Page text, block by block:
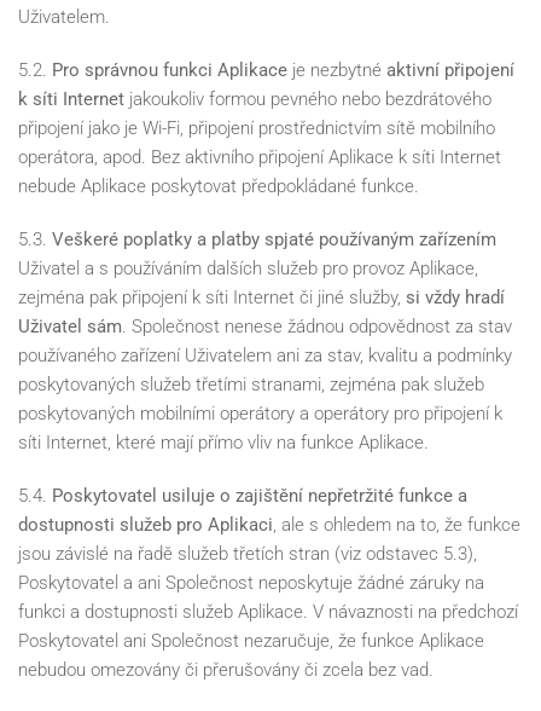
Uživatelem.
5.2. Pro správnou funkci Aplikace je nezbytné aktivní připojení
k síti Internet jakoukoliv formou pevného nebo bezdrátového
připojení jako je Wi-Fi, připojení prostřednictvím sítě mobilního
operátora, apod. Bez aktivního připojení Aplikace k síti Internet
nebude Aplikace poskytovat předpokládané funkce.
5.3. Veškeré poplatky a platby spjaté používaným zařízením
Uživatel a s používáním dalších služeb pro provoz Aplikace,
zejména pak připojení k síti Internet či jiné služby, si vždy hradí
Uživatel sám. Společnost nenese žádnou odpovědnost za stav
používaného zařízení Uživatelem ani za stav, kvalitu a podmínky
poskytovaných služeb třetími stranami, zejména pak služeb
poskytovaných mobilními operátory a operátory pro připojení k
síti Internet, které mají přímo vliv na funkce Aplikace.
5.4. Poskytovatel usiluje o zajištění nepřetržité funkce a
dostupnosti služeb pro Aplikaci, ale s ohledem na to, že funkce
jsou závislé na řadě služeb třetích stran (viz odstavec 5.3),
Poskytovatel a ani Společnost neposkytuje žádné záruky na
funkci a dostupnosti služeb Aplikace. V návaznosti na předchozí
Poskytovatel ani Společnost nezaručuje, že funkce Aplikace
nebudou omezovány či přerušovány či zcela bez vad.